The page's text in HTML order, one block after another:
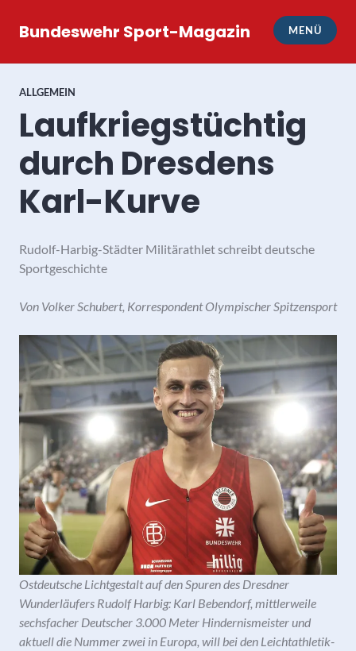
InhaltBundeswehr Sport-Magazin MENÜ
ALLGEMEIN
Laufkriegstüchtig
durch Dresdens
Karl-Kurve
Rudolf-Harbig-Städter Militärathlet schreibt deutsche
Sportgeschichte
Von Volker Schubert, Korrespondent Olympischer Spitzensport
Ostdeutsche Lichtgestalt auf den Spuren des Dresdner
Wunderläufers Rudolf Harbig: Karl Bebendorf, mittlerweile
sechsfacher Deutscher 3.000 Meter Hindernismeister und
aktuell die Nummer zwei in Europa, will bei den Leichtathletik-